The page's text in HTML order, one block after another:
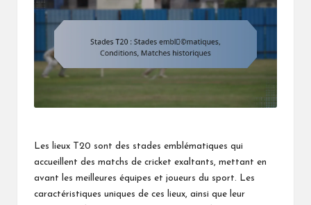
Les lieux T20 sont des stades emblématiques qui
accueillent des matchs de cricket exaltants, mettant en
avant les meilleures équipes et joueurs du sport. Les
caractéristiques uniques de ces lieux, ainsi que leur